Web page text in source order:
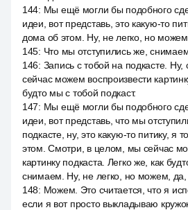
144: Мы ещё могли бы подобного
идеи, вот представь, это какую-то
дома об этом. Ну, не легко, но
145: Что мы отступились же,
146: Запись с тобой на подкасте.
сейчас можем воспроизвести
будто мы с тобой подкаст.
147: Мы ещё могли бы подобного
идеи, вот представь, что мы
подкасте, ну, это какую-то питику, я
этом. Смотри, в целом, мы сейчас
картинку подкаста. Легко же, как
снимаем. Ну, не легко, но можем, да,
148: Можем. Это считается, что я
если я вот просто выкладываю